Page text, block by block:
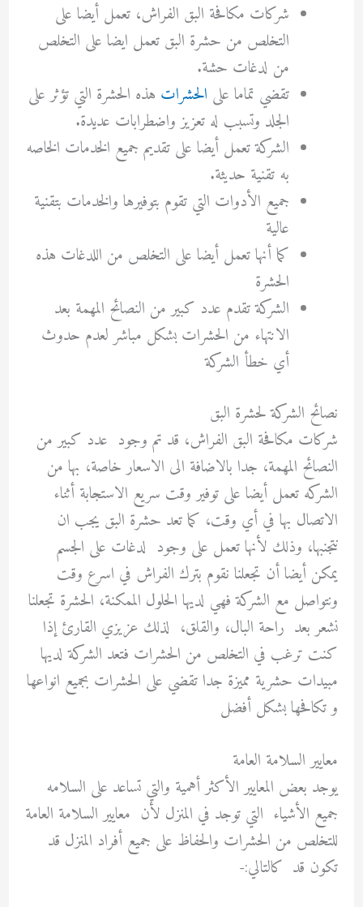
شركات مكافحة البق الفراش، تعمل أيضا على
التخلص من حشرة البق تعمل ايضا على التخلص
من لدغات حشة.
تقضي تماما على الحشرات هذه الحشرة التي تؤثر على
الجلد وتسبب له تعزيز واضطرابات عديدة.
الشركة تعمل أيضا على تقديم جميع الخدمات الخاصه
به تقنية حديثة.
جميع الأدوات التي تقوم بتوفيرها والخدمات بتقنية
عالية
كما أنها تعمل أيضا على التخلص من اللدغات هذه
الحشرة
الشركة تقدم عدد كبير من النصائح المهمة بعد
الانتهاء من الحشرات بشكل مباشر لعدم حدوث
أي خطأ الشركة
نصائح الشركة لحشرة البق
شركات مكافحة البق الفراش، قد تم وجود عدد كبير من
النصائح المهمة، جدا بالاضافة الى الاسعار خاصة، بها من
الشركه تعمل أيضا على توفير وقت سريع الاستجابة أثناء
الاتصال بها في أي وقت، كما تعد حشرة البق يجب ان
نتجنبها، وذلك لأنها تعمل على وجود لدغات على الجسم
يمكن أيضا أن تجعلنا نقوم بترك الفراش في اسرع وقت
ونتواصل مع الشركة فهي لديها الحلول الممكنة، الحشرة تجعلنا
نشعر بعد راحة البال، والقلق، لذلك عزيزي القارئ إذا
كنت ترغب في التخلص من الحشرات فتعد الشركة لديها
مبيدات حشرية مميزة جدا تقضي على الحشرات بجميع انواعها
و تكافحها بشكل أفضل
معايير السلامة العامة
يوجد بعض المعايير الأكثر أهمية والتي تساعد على السلامه
جميع الأشياء التي توجد في المنزل لأن معايير السلامة العامة
للتخلص من الحشرات والحفاظ على جميع أفراد المنزل قد
تكون قد كالتالي:-